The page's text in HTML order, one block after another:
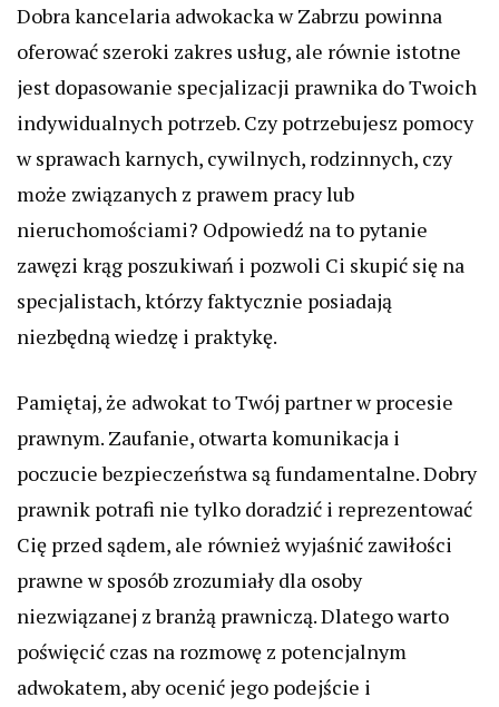
Dobra kancelaria adwokacka w Zabrzu powinna
oferować szeroki zakres usług, ale równie istotne
jest dopasowanie specjalizacji prawnika do Twoich
indywidualnych potrzeb. Czy potrzebujesz pomocy
w sprawach karnych, cywilnych, rodzinnych, czy
może związanych z prawem pracy lub
nieruchomościami? Odpowiedź na to pytanie
zawęzi krąg poszukiwań i pozwoli Ci skupić się na
specjalistach, którzy faktycznie posiadają
niezbędną wiedzę i praktykę.
Pamiętaj, że adwokat to Twój partner w procesie
prawnym. Zaufanie, otwarta komunikacja i
poczucie bezpieczeństwa są fundamentalne. Dobry
prawnik potrafi nie tylko doradzić i reprezentować
Cię przed sądem, ale również wyjaśnić zawiłości
prawne w sposób zrozumiały dla osoby
niezwiązanej z branżą prawniczą. Dlatego warto
poświęcić czas na rozmowę z potencjalnym
adwokatem, aby ocenić jego podejście i